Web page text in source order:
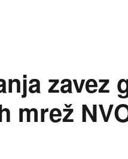
zavez
mrež